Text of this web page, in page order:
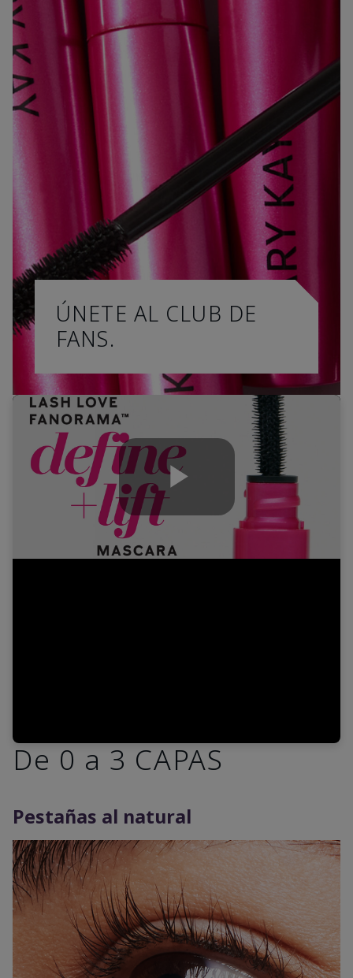
ÚNETE AL CLUB DE
FANS.
Play
De 0 a 3 CAPAS
Pestañas al natural